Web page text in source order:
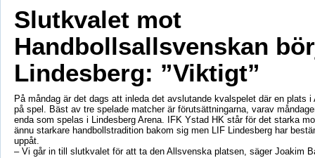
Slutkvalet mot
Handbollsallsvenskan
Lindesberg: ”Viktigt”
På måndag är det dags att inleda det avslutande kvalspelet där en plats
på spel. Bäst av tre spelade matcher är förutsättningarna, varav
enda som spelas i Lindesberg Arena. IFK Ystad HK står för det starka
ännu starkare handbollstradition bakom sig men LIF Lindesberg har
uppåt.
– Vi går in till slutkvalet för att ta den Allsvenska platsen, säger Joakim